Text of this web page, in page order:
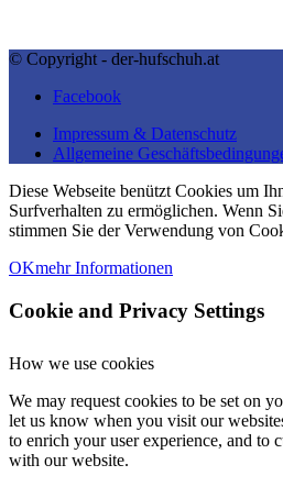
© Copyright - der-hufschuh.at
Facebook
Impressum & Datenschutz
Allgemeine
Diese Webseite benützt Cookies um
Surfverhalten zu ermöglichen. Wenn
stimmen Sie der Verwendung von
OKmehr Informationen
Cookie and Privacy Settings
How we use cookies
We may request cookies to be set on
let us know when you visit our
to enrich your user experience, and to
with our website.